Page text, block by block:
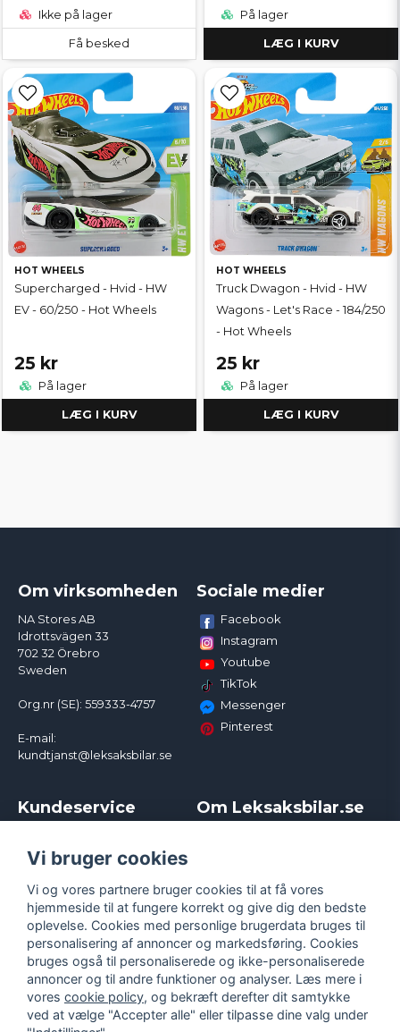
Ikke på lager
Få besked
På lager
LÆG I KURV
HOT WHEELS
Supercharged - Hvid - HW
EV - 60/250 - Hot Wheels
25 kr
På lager
LÆG I KURV
HOT WHEELS
Truck Dwagon - Hvid - HW
Wagons - Let's Race - 184/250
- Hot Wheels
25 kr
På lager
LÆG I KURV
Om virksomheden
NA Stores AB
Idrottsvägen 33
702 32 Örebro
Sweden
Org.nr (SE): 559333-4757
E-mail:
kundtjanst@leksaksbilar.se
Sociale medier
Facebook
Instagram
Youtube
TikTok
Messenger
Pinterest
Kundeservice
Kampagner og rabatter
Reklamation
Policy chase cars
Returnera
Logga in
Om Leksaksbilar.se
Handelsbetingelser
Persondatapolitik
Cookies
Vi bruger cookies
Vi og vores partnere bruger cookies til at få vores
hjemmeside til at fungere korrekt og give dig den bedste
oplevelse. Cookies med personlige brugerdata bruges til
personalisering af annoncer og markedsføring. Cookies
bruges også til personaliserede og ikke-personaliserede
annoncer og til andre funktioner og analyser. Læs mere i
vores cookie policy, og bekræft derefter dit samtykke
ved at vælge "Accepter alle" eller tilpasse dine valg under